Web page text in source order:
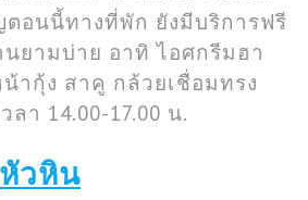
อนนี้ทางที่พัก ยังมีบริการฟรี
นยามบ่าย อาทิ ไอศกรีมฮา
ากุ้ง สาคู กล้วยเชื่อมทรง
ลา 14.00-17.00 น.
หัวหิน